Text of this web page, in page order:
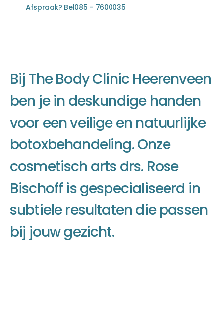
Afspraak? Bel085 – 7600035
Bij TheBodyClinic Heerenveen
ben je in deskundige handen
voor eenveiligeen natuurlijke
botoxbehandeling.Onze
cosmetisch arts drs. Rose
Bischoff isgespecialiseerd in
subtieleresultatendie passen
bij jouwgezicht.